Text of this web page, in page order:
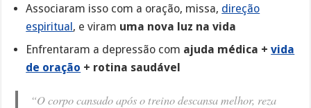
Associaram isso com a oração, missa, direção
espiritual, e viram uma nova luz na vida
Enfrentaram a depressão com ajuda médica +vida
de oração + rotina saudável
“O corpo cansado após o treino descansa melhor, reza